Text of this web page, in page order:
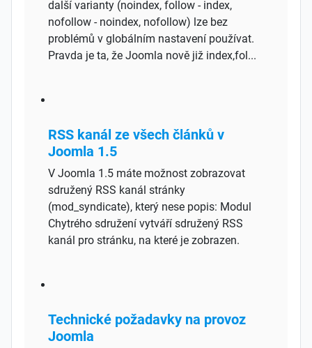
další varianty (noindex, follow - index,
nofollow - noindex, nofollow) lze bez
problémů v globálním nastavení používat.
Pravda je ta, že Joomla nově již index,fol...
RSS kanál ze všech článků v
Joomla 1.5
V Joomla 1.5 máte možnost zobrazovat
sdružený RSS kanál stránky
(mod_syndicate), který nese popis: Modul
Chytrého sdružení vytváří sdružený RSS
kanál pro stránku, na které je zobrazen.
Technické požadavky na provoz
Joomla